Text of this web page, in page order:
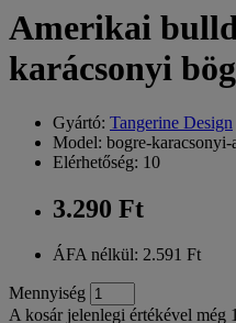
Amerikai
karácsonyi
Gyártó: Tangerine Design
Model: bogre-
Elérhetőség: 10
3.290 Ft
ÁFA nélkül: 2.591 Ft
Mennyiség
A kosár jelenlegi értékével még